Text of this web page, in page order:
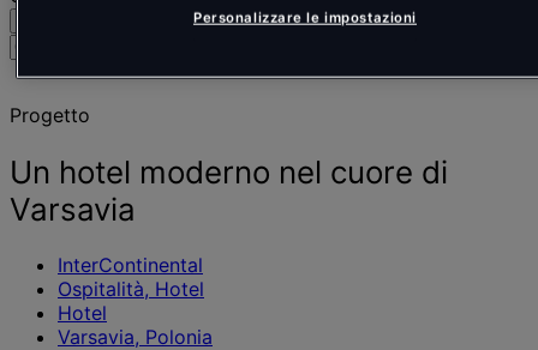
notizie
approfondimenti
Progetto
Un hotel moderno nel cuore di
Varsavia
InterContinental
Ospitalità, Hotel
Hotel
Varsavia, Polonia
Personalizzare le impostazioni